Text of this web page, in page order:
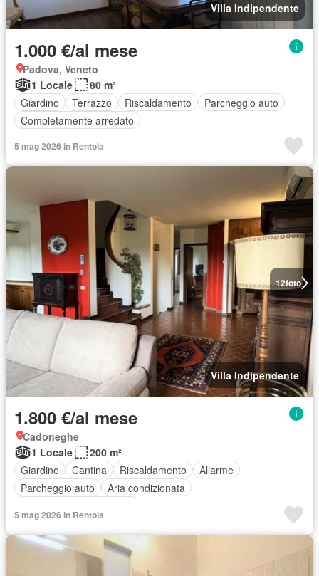
Villa Indipendente
1.000 €/al mese
Padova, Veneto
1 Locale
80 m²
Giardino
Terrazzo Riscaldamento
Parcheggio auto
Completamente arredato
5 mag 2026 in Rentola
12foto
Villa Indipendente
1.800 €/al mese
Cadoneghe
1 Locale
200 m²
Giardino
Cantina Riscaldamento
Allarme
Parcheggio auto
Aria condizionata
5 mag 2026 in Rentola